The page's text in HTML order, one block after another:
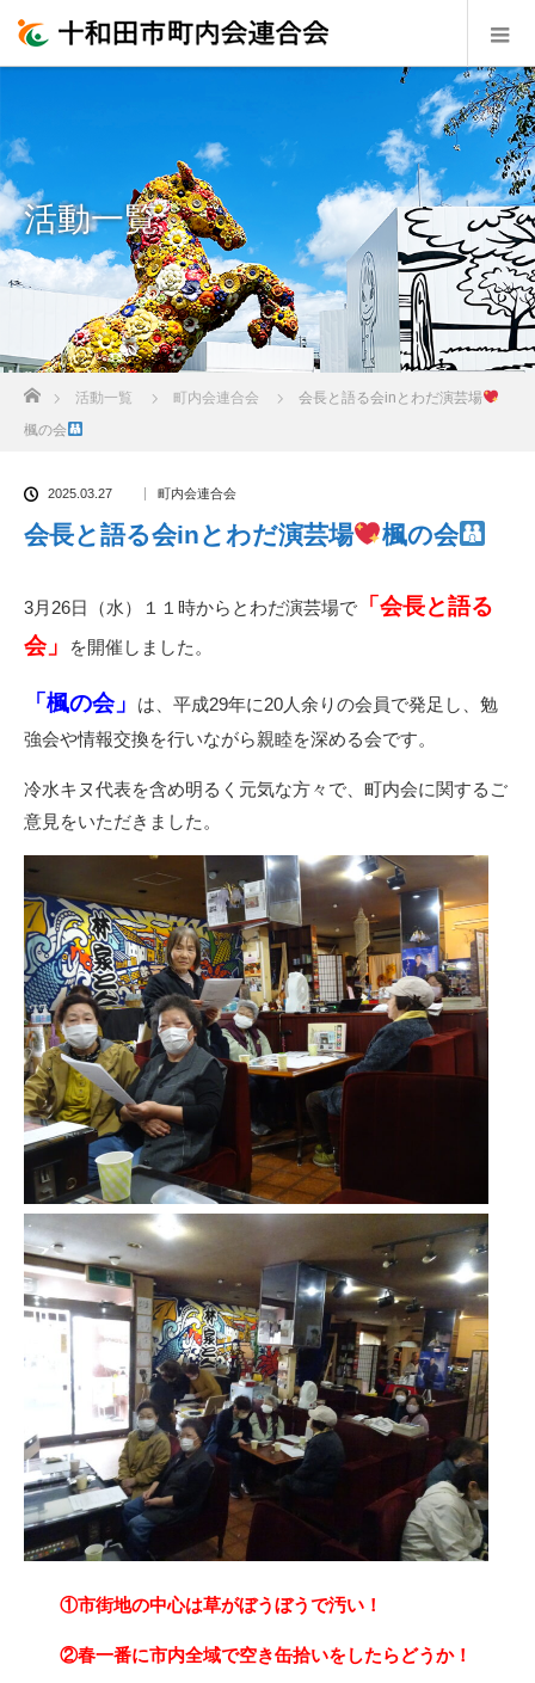
活動一覧
ホーム
活動一覧 町内会連合会
会長と語る会inとわだ演芸場
楓の会
2025.03.27 町内会連合会
会長と語る会inとわだ演芸場 楓の会
3月26日（水）１１時からとわだ演芸場で
「会長と語る
会」
を開催しました。
「楓の会」
は、平成29年に20人余りの会員で発足し、勉
強会や情報交換を行いながら親睦を深める会です。
冷水キヌ代表を含め明るく元気な方々で、町内会に関するご
意見をいただきました。
①市街地の中心は草がぼうぼうで汚い！
②春一番に市内全域で空き缶拾いをしたらどうか！